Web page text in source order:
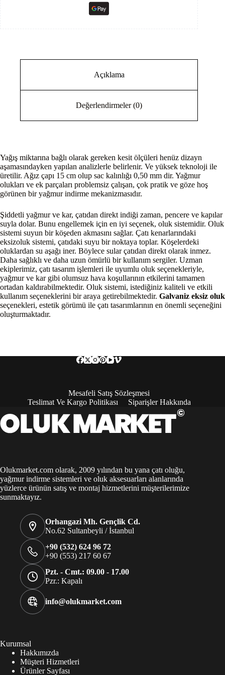
Açıklama
Değerlendirmeler (0)
Yağış miktarına bağlı olarak gereken kesit ölçüleri henüz dizayn
aşamasındayken yapılan analizlerle belirlenir. Ve yüksek teknoloji ile
üretilir. Ağız çapı 15 cm olup sac kalınlığı 0,50 mm dir. Yağmur
olukları ve ek parçaları problemsiz çalışan, çok pratik ve göze hoş
görünen bir yağmur indirme mekanizmasıdır.
Şiddetli yağmur ve kar, çatıdan direkt indiği zaman, pencere ve kapılar
suyla dolar. Bunu engellemek için en iyi seçenek, oluk sistemidir. Oluk
sistemi suyun bir köşeden akmasını sağlar. Çatı kenarlarındaki
eksizoluk sistemi, çatıdaki suyu bir noktaya toplar. Köşelerdeki
oluklardan su aşağı iner. Böylece sular çatıdan direkt olarak inmez.
Daha sağlıklı ve daha uzun ömürlü bir kullanım sergiler. Uzman
ekiplerimiz, çatı tasarım işlemleri ile uyumlu oluk seçenekleriyle,
yağmur ve kar gibi olumsuz hava koşullarının etkilerini tamamen
ortadan kaldırabilmektedir. Oluk sistemi, istediğiniz kaliteli ve etkili
kullanım seçeneklerini bir araya getirebilmektedir. Galvaniz eksiz oluk
seçenekleri, estetik görümü ile çatı tasarımlarının en önemli seçeneğini
oluşturmaktadır.
Mesafeli Satış Sözleşmesi
Teslimat Ve Kargo Politikası
Siparişler Hakkında
Olukmarket.com olarak, 2009 yılından bu yana çatı oluğu,
yağmur indirme sistemleri ve oluk aksesuarları alanlarında
yüzlerce ürünün satış ve montaj hizmetlerini müşterilerimize
sunmaktayız.
Orhangazi Mh. Gençlik Cd.
No.62 Sultanbeyli / İstanbul
+90 (532) 624 96 72
+90 (553) 217 60 67
Pzt. - Cmt.: 09.00 - 17.00
Pzr.: Kapalı
info@olukmarket.com
Kurumsal
Hakkımızda
Müşteri Hizmetleri
Ürünler Sayfası